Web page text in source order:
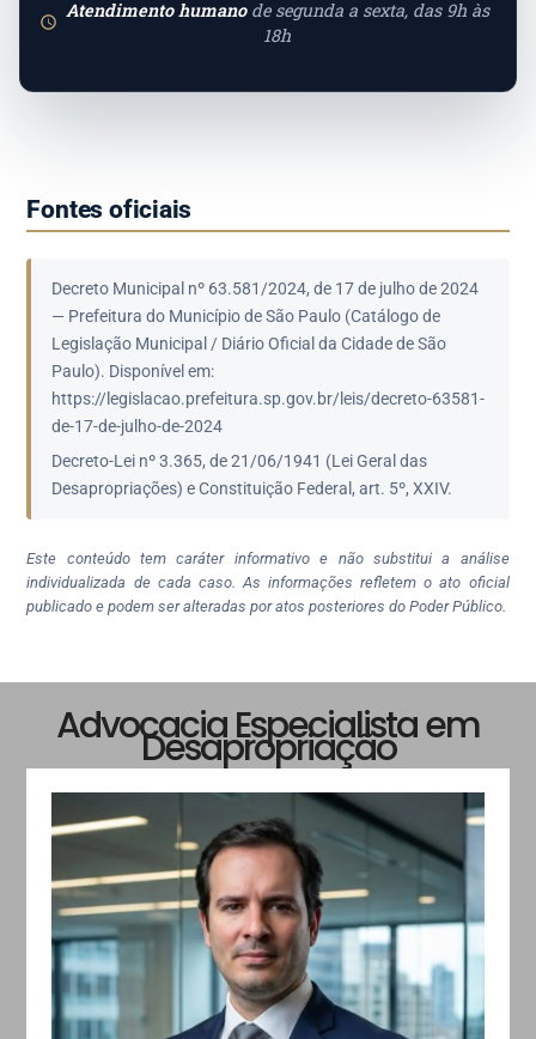
Atendimento humanode segunda a sexta, das 9h às
18h
Fontes oficiais
Decreto Municipal nº 63.581/2024, de 17 de julho de 2024
— Prefeitura do Município de São Paulo (Catálogo de
Legislação Municipal / Diário Oficial da Cidade de São
Paulo). Disponível em:
https://legislacao.prefeitura.sp.gov.br/leis/decreto-63581-
de-17-de-julho-de-2024
Decreto-Lei nº 3.365, de 21/06/1941 (Lei Geral das
Desapropriações) e Constituição Federal, art. 5º, XXIV.
Este conteúdo tem caráter informativo e não substitui a análise
individualizada de cada caso. As informações refletem o ato oficial
publicado e podem ser alteradas por atos posteriores do Poder Público.
Advocacia Especialista em
Desapropriação